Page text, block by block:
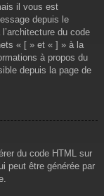
il vous est
depuis le
du code
« [ » et « ] » à la
à propos du
depuis la page de
du code HTML sur
peut être générée par